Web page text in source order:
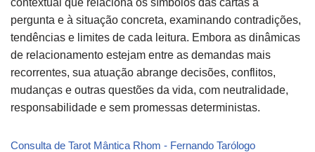
pergunta e à situação concreta, examinando contradições,
tendências e limites de cada leitura. Embora as dinâmicas
de relacionamento estejam entre as demandas mais
recorrentes, sua atuação abrange decisões, conflitos,
mudanças e outras questões da vida, com neutralidade,
responsabilidade e sem promessas deterministas.
Consulta de Tarot Mântica Rhom - Fernando Tarólogo